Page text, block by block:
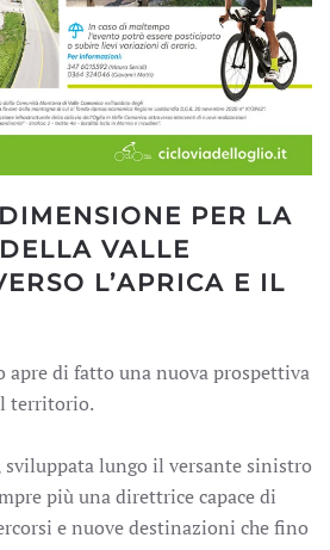
PER LA
VALLE
L’APRICA E IL
apre di fatto una nuova prospettiva
territorio.
sviluppata lungo il versante sinistro
più una direttrice capace di
e nuove destinazioni che fino